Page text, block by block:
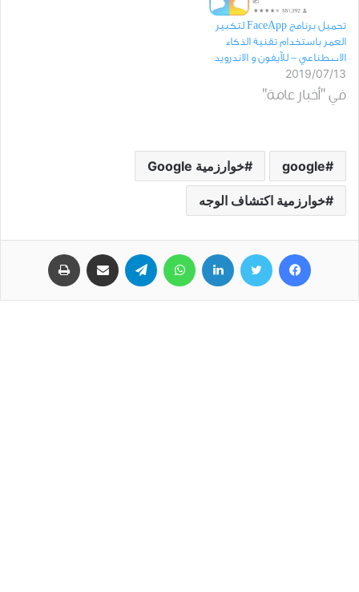
في الشركة ستفعل
الشيء نفسه عندما تصل
إلى جهاز Mac.توضح لنا
صور براءات…
تحميل برنامج FaceApp لتكبير
العمر باستخدام تقنية الذكاء
الاصطناعي – للآيفون و الاندرويد
2019/07/13
في "أخبار عامة"
google خوارزمية Google
خوارزمية اكتشاف الوجه
فيسبوك تويتر لينكدإن واتساب تيلقرام مشاركة عبر البريد